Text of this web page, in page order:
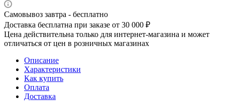
Самовывоз завтра - бесплатно
Доставка бесплатна при заказе от 30 000 ₽
Цена действительна только для интернет-магазина и может
отличаться от цен в розничных магазинах
Описание
Характеристики
Как купить
Оплата
Доставка